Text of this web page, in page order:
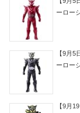
ーロー
【9月
ーロー
【9月